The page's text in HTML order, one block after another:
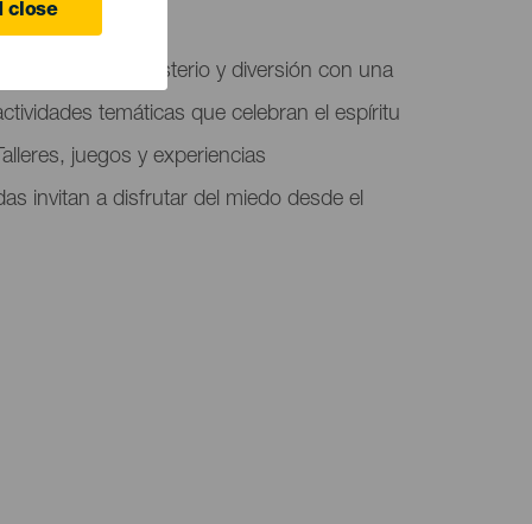
close
mes lleno de misterio y diversión con una
temáticas que celebran el espíritu
juegos y experiencias
invitan a disfrutar del miedo desde el